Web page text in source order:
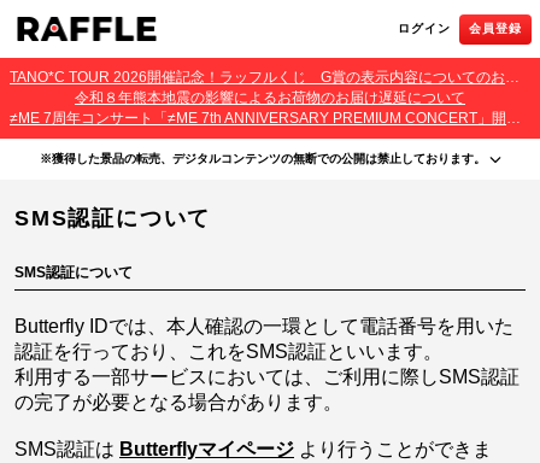
ログイン 会員登録
TANO*C TOUR 2026開催記念！ラッフルくじ G賞の表示内容についてのお詫びとご報告
令和８年熊本地震の影響によるお荷物のお届け遅延について
≠ME 7周年コンサート「≠ME 7th ANNIVERSARY PREMIUM CONCERT」開催記念ラッフルくじ 景品お届け遅延のお詫びとご案内
※獲得した景品の転売、デジタルコンテンツの無断での公開は禁止しております。
為は禁止しております。
・本サービスで獲得された動画･画像･ボイス等のデジタルコンテンツは、出品者が著作権を有
ます。
・当選権利は当選者ご本人のみ有効となります。当選権利の譲渡、オークション等への出品、
SMS認証について
SMS認証について
Butterfly IDでは、本人確認の一環として電話番号を用いた
認証を行っており、これをSMS認証といいます。
利用する一部サービスにおいては、ご利用に際しSMS認証
の完了が必要となる場合があります。
SMS認証は Butterflyマイページ より行うことができま